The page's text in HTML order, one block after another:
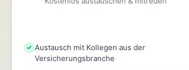
Austausch mit Kollegen aus der
Versicherungsbranche